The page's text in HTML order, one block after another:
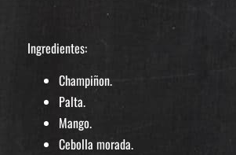
Ingredientes:
Champiñon.
Palta.
Mango.
Cebolla morada.